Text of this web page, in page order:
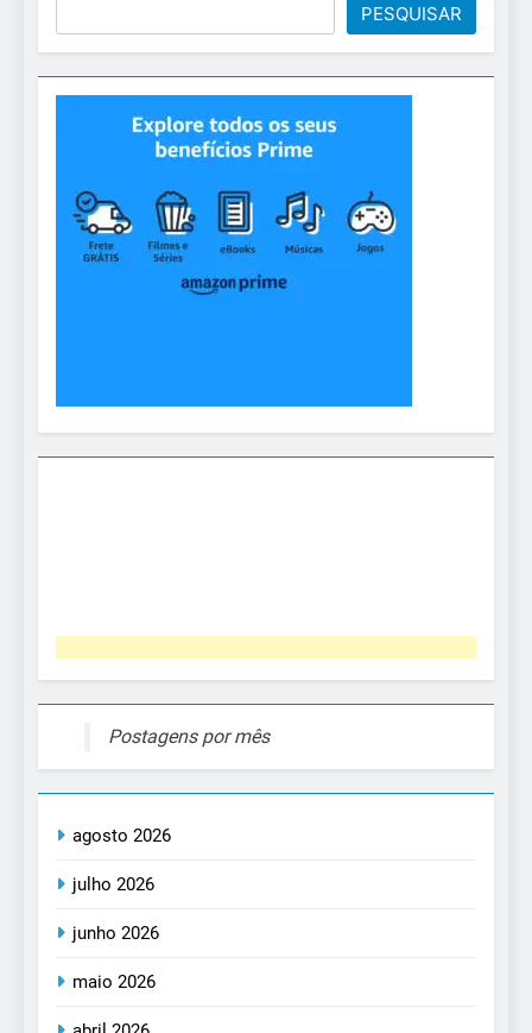
PESQUISAR
Postagens por mês
agosto 2026
julho 2026
junho 2026
maio 2026